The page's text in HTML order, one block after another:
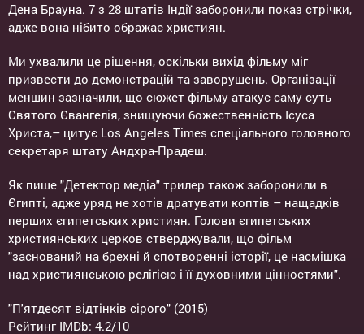
Дена Брауна. 7 з 28 штатів Індії заборонили показ стрічки,
адже вона нібито ображає християн.
Ми ухвалили це рішення, оскільки вихід фільму міг
призвести до демонстрацій та заворушень. Організації
меншин зазначили, що сюжет фільму атакує саму суть
Святого Євангелія, знищуючи божественність Ісуса
Христа,– цитує Los Angeles Times спеціального головного
секретаря штату Андхра-Прадеш.
Як пише "Детектор медіа" трилер також заборонили в
Єгипті, адже уряд не хотів дратувати коптів – нащадків
перших єгипетських християн. Голови єгипетських
християнських церков стверджували, що фільм
"заснований на брехні й спотворенні історії, це насмішка
над християнською релігією і її духовними цінностями".
"П'ятдесят відтінків сірого" (2015)
Рейтинг IMDb: 4.2/10